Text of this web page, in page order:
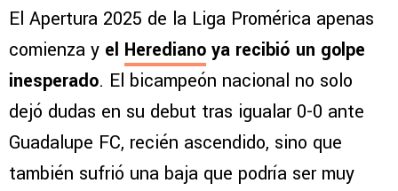
El Apertura 2025 de la Liga Promérica apenas
comienza y el Herediano ya recibió un golpe
inesperado. El bicampeón nacional no solo
dejó dudas en su debut tras igualar 0-0 ante
Guadalupe FC, recién ascendido, sino que
también sufrió una baja que podría ser muy